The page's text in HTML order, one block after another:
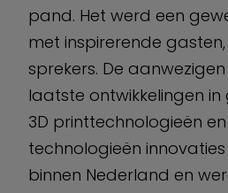
pand. Het werd een
met inspirerende
sprekers. De
laatste ontwikkelingen
3D printtechnologieën
technologieën
binnen Nederland en